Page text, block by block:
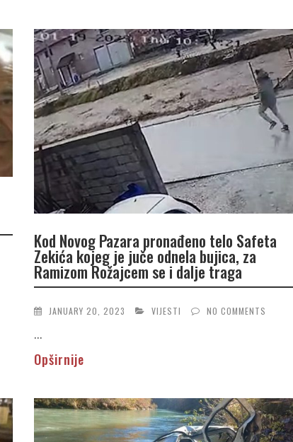
Kod Novog Pazara pronađeno telo Safeta
Zekića kojeg je juče odnela bujica, za
Ramizom Rožajcem se i dalje traga
JANUARY 20, 2023 VIJESTI NO COMMENTS
...
Opširnije